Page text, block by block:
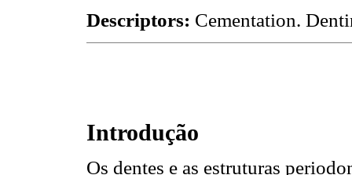
Descriptors: Cementation.
Introdução
Os dentes e as estruturas